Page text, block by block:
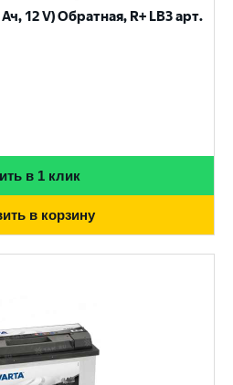
12 V) Обратная, R+ LB3 арт.
в 1 клик
в корзину